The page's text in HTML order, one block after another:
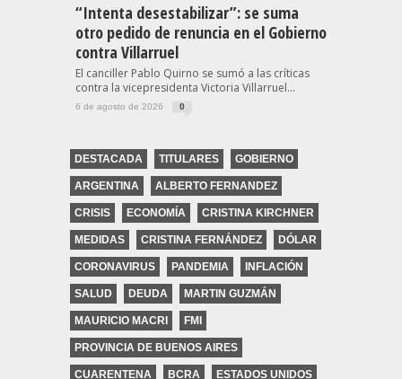
“Intenta desestabilizar”: se suma
otro pedido de renuncia en el Gobierno
contra Villarruel
El canciller Pablo Quirno se sumó a las críticas
contra la vicepresidenta Victoria Villarruel...
6 de agosto de 2026 0
DESTACADA TITULARES GOBIERNO
ARGENTINA ALBERTO FERNANDEZ
CRISIS ECONOMÍA CRISTINA KIRCHNER
MEDIDAS CRISTINA FERNÁNDEZ DÓLAR
CORONAVIRUS PANDEMIA INFLACIÓN
SALUD DEUDA MARTIN GUZMÁN
MAURICIO MACRI FMI
PROVINCIA DE BUENOS AIRES
CUARENTENA BCRA ESTADOS UNIDOS